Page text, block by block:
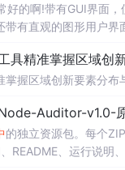
好的啊!带有GUI界面
有直观的图形用户
！具精准掌握区域创
握区域创新要素分布
Auditor-v1.0-
的独立资源包。每个
README、运行说